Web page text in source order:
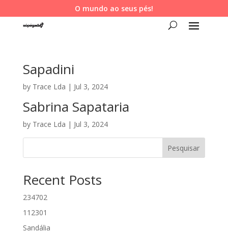
O mundo ao seus pés!
Sapadini
by Trace Lda | Jul 3, 2024
Sabrina Sapataria
by Trace Lda | Jul 3, 2024
Pesquisar
Recent Posts
234702
112301
Sandália